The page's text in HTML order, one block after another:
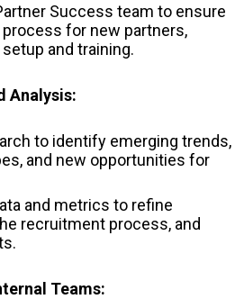
Success team to ensure
for new partners,
and training.
Analysis:
to identify emerging trends,
and new opportunities for
and metrics to refine
recruitment process, and
Teams: